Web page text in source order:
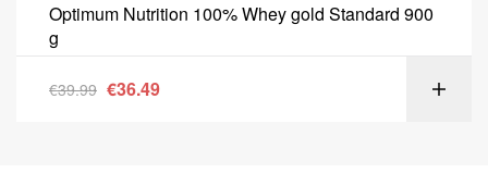
Optimum Nutrition 100% Whey gold Standard 900
g
€39.99 €36.49